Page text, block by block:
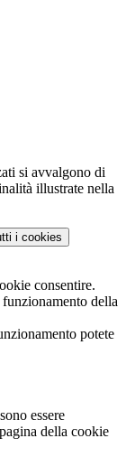
si avvalgono di
illustrate nella
i cookies
consentire.
della
potete
essere
della cookie